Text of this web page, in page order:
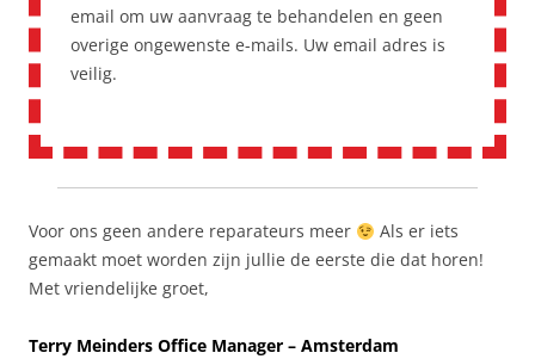
email om uw aanvraag te behandelen en geen
overige ongewenste e-mails. Uw email adres is
veilig.
Voor ons geen andere reparateurs meer
Als er iets
gemaakt moet worden zijn jullie de eerste die dat horen!
Met vriendelijke groet,
Terry Meinders Office Manager – Amsterdam